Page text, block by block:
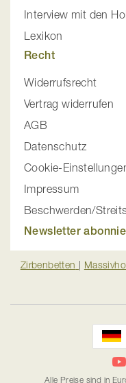
Interview mit den
Lexikon
Recht
Widerrufsrecht
Vertrag widerrufen
AGB
Datenschutz
Cookie-
Impressum
Beschwerden/
Newsletter
Zirbenbetten |
Alle Preise sind in